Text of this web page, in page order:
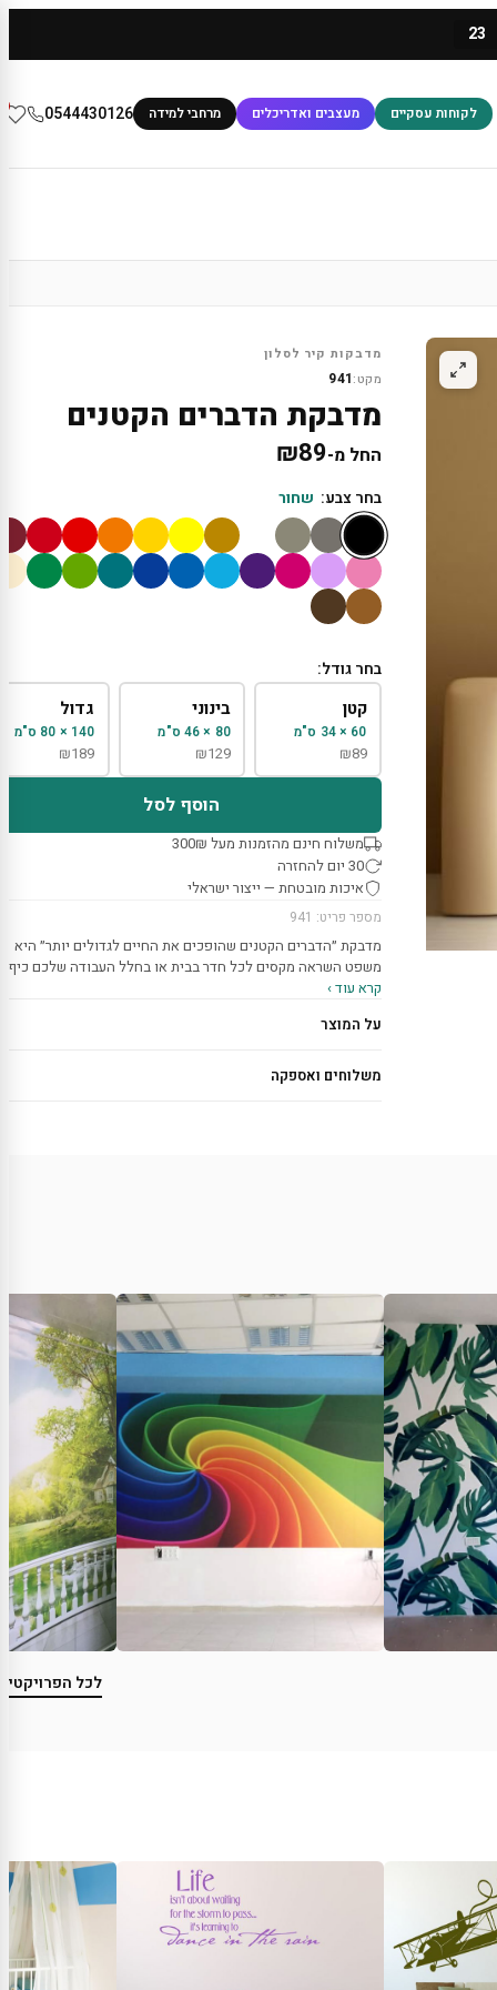
23
לקוחות עסקיים מעצבים ואדריכלים מרחבי למידה 0544430126
מדבקות קיר לסלון
מקט:941
מדבקת הדברים הקטנים
החל מ- ₪89
בחר צבע: שחור
בחר גודל:
קטן
60 × 34 ס"מ
₪89
בינוני
80 × 46 ס"מ
₪129
גדול
140 × 80 ס"מ
₪189
הוסף לסל
משלוח חינם מהזמנות מעל 300₪
30 יום להחזרה
איכות מובטחת — ייצור ישראלי
מספר פריט: 941
מדבקת ״הדברים הקטנים שהופכים את החיים לגדולים יותר״ היא
משפט השראה מקסים לכל חדר בבית או בחלל העבודה שלכם כיף…
קרא עוד ›
על המוצר
משלוחים ואספקה
לכל